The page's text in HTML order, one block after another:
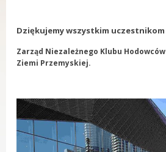
Dziękujemy wszystkim uczestnikom
Zarząd Niezależnego Klubu
Ziemi Przemyskiej.